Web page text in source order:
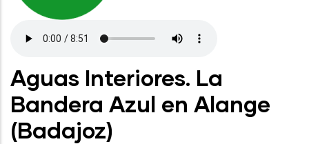
Aguas Interiores. La
Bandera Azul en Alange
(Badajoz)